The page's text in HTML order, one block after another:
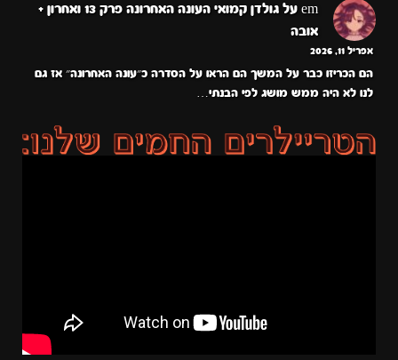
em על
גולדן קמואי העונה האחרונה פרק 13 ואחרון +
אובה
אפריל 11, 2026
הם הכריזו כבר על המשך הם הראו על הסדרה כ״עונה האחרונה״ אז גם
לנו לא היה ממש מושג לפי הבנתי…